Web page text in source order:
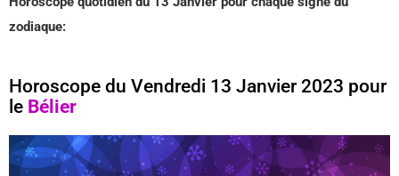
zodiaque:
Horoscope du Vendredi 13 Janvier 2023 pour
le Bélier